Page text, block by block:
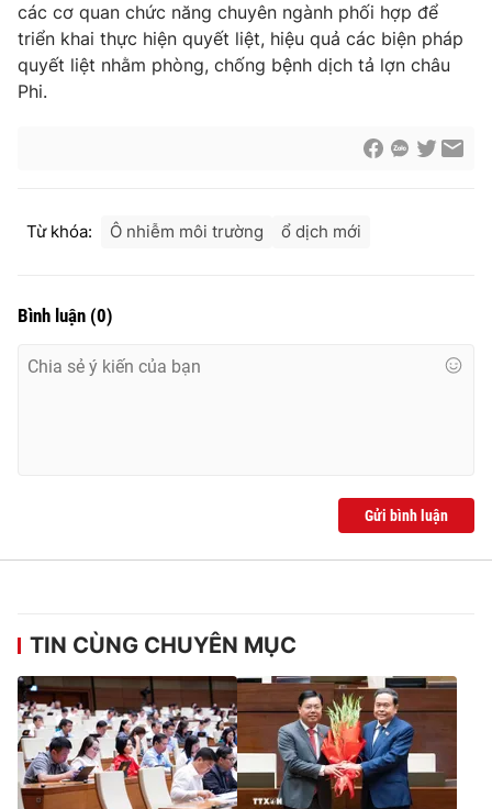
các cơ quan chức năng chuyên ngành phối hợp để
triển khai thực hiện quyết liệt, hiệu quả các biện pháp
quyết liệt nhằm phòng, chống bệnh dịch tả lợn châu
Phi.
Từ khóa: Ô nhiễm môi trường ổ dịch mới
Bình luận (0)
Gửi bình luận
TIN CÙNG CHUYÊN MỤC